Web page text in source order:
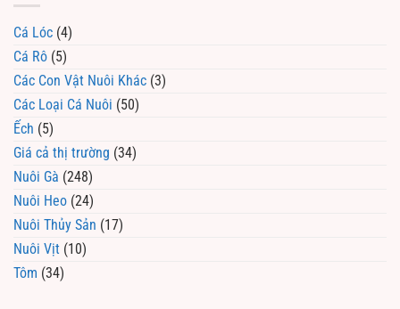
Cá Lóc (4)
Cá Rô (5)
Các Con Vật Nuôi Khác (3)
Các Loại Cá Nuôi (50)
Ếch (5)
Giá cả thị trường (34)
Nuôi Gà (248)
Nuôi Heo (24)
Nuôi Thủy Sản (17)
Nuôi Vịt (10)
Tôm (34)